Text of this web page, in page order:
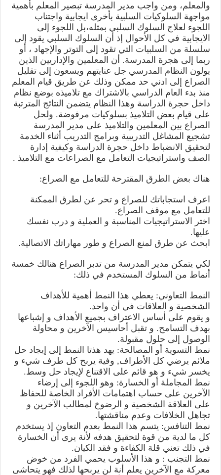
والمعلم، ومن واجب مدير المدرسة تبصير المعلم بأهمية
مواجهة السلوكيات السلبية بأخرى ايجابية واجتناب
اللجوء لعلاج السلوك السلبي بمثله،بل اللجوء إلى
الايجابية في كل الأحوال إذ أن السلوك السلبي يقود إلى
سلسلة من السلبيات التي تقود إلى التوتر والإجهاد ، أو
ربما إلى هجرة المدرسة. أن المعلمين والإداريين الذين
يولون النظام المدرسي جل عنايتهم ويسعون إلى تقليل
الصراع إلى ادني حد ممكن وذلك عن طريق قيام المعلم
منذ بدء العام الدراسي بالاشتراك مع تلاميذه بوضع نظام
داخل حجرة الدراسة وهذا النظام يتضمن النتائج المترتبة
على قيام بعض التلاميذ بسلوكيات مرفوضة. ولحل
الصراع بين المعلمين والتلاميذ على مدير المدرسة
تشجيع المشاغل التدريبية وبرامج التدريب أثناء الخدمة
لتحقيق الانضباط داخل حجرة الدراسة وكيفية إدارة
الصف واستراتيجيات التعامل مع الصراعات مع التلاميذ .
هناك بعض الطرق المقترحة للتعامل مع الصراع:
اعرف استجاباتك للصراع و تحر عن لطرق الممكنة
للتعامل مع موقف الصراع.
اختر الاستراتيجيات المناسبة و العملية و درب نفسك
عليها.
ابحث عن طرق لمنع الصراع و طور مهاراتك الاتصالية.
لكي يتمكن مدير المدرسة من تدبر الصراع هنالك خمسة
أنماط من السلوك المستخدم في ذلك:
النمط التعاوني: يعطي هذا النمط أهمية للأهداف
الشخصية و العلاقات في أن واحد.
و يقوم على أساس الاعتراف بجميع الأهداف و إشباعها
بهدف التسامح. و تقبل أحاسيس الآخرين و محاولة
الوصول إلى حلول مقبولة.
نمط التسوية أو المصالحة: يهد هذتا النمط إلى إيجاد حل
ملائم يرضي كل الأطراف, وفية يربح كل طرف شيء و
يخسر شيء و هو قائم على الاقتناع لإيجاد حل وسط.
نمط المجاملة أو الخسارة: وهو اللجوء إلى إرضاء
الآخرين على حساب اهتمامات الأفراد الخاصة للحفاظ
على العلاقة الشخصية و الرضوخ لمطالب الآخرين و
تجاهل الخلافات وعدم مناقشتها.
نمط التنافس: يتسم هذا النمط بعدم التعاون إذ يستخدم
كل ما لدية من قوة لتحقيق هدفه لأنة يرى أن الخسارة
في ذلك تعني قلة الكفاءة و فقد الكيان.
نمط التجنب : و هذا الأسلوب يحمي الفرد من خوض
معركة مع الآخرين يعلم أنة لن يربحها لذلك فهو يتحاشى